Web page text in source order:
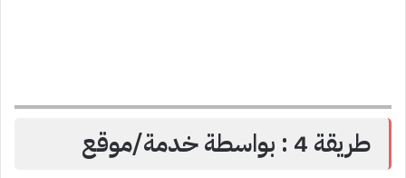
طريقة 4 : بواسطة خدمة/موقع